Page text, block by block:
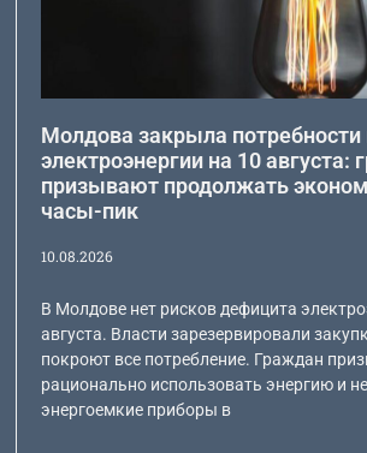
Молдова закрыла потребности
электроэнергии на 10 августа:
призывают продолжать
часы-пик
10.08.2026
В Молдове нет рисков дефицита
августа. Власти зарезервировали
покроют все потребление. Граждан
рационально использовать энергию и
энергоемкие приборы в